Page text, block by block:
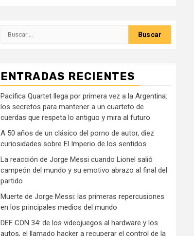
Buscar:
ENTRADAS RECIENTES
Pacifica Quartet llega por primera vez a la Argentina:
los secretos para mantener a un cuarteto de
cuerdas que respeta lo antiguo y mira al futuro
A 50 años de un clásico del porno de autor, diez
curiosidades sobre El Imperio de los sentidos
La reacción de Jorge Messi cuando Lionel salió
campeón del mundo y su emotivo abrazo al final del
partido
Muerte de Jorge Messi: las primeras repercusiones
en los principales medios del mundo
DEF CON 34: de los videojuegos al hardware y los
autos, el llamado hacker a recuperar el control de la